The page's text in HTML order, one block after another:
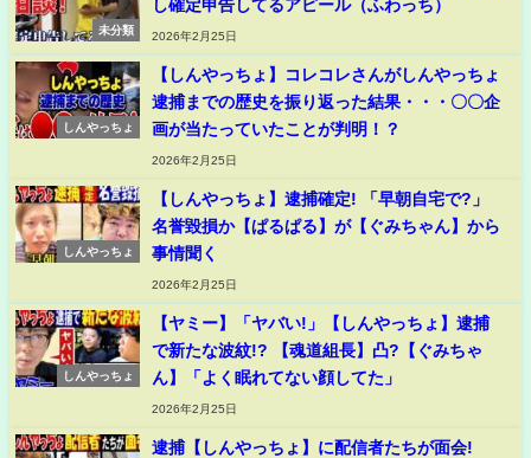
未分類
し確定申告してるアピール（ふわっち）
2026年2月25日
しんやっちょ
【しんやっちょ】コレコレさんがしんやっちょ
逮捕までの歴史を振り返った結果・・・〇〇企
画が当たっていたことが判明！？
2026年2月25日
しんやっちょ
【しんやっちょ】逮捕確定! 「早朝自宅で?」
名誉毀損か【ぱるぱる】が【ぐみちゃん】から
事情聞く
2026年2月25日
しんやっちょ
【ヤミー】「ヤバい!」【しんやっちょ】逮捕
で新たな波紋!? 【魂道組長】凸?【ぐみちゃ
ん】「よく眠れてない顔してた」
2026年2月25日
逮捕【しんやっちょ】に配信者たちが面会!